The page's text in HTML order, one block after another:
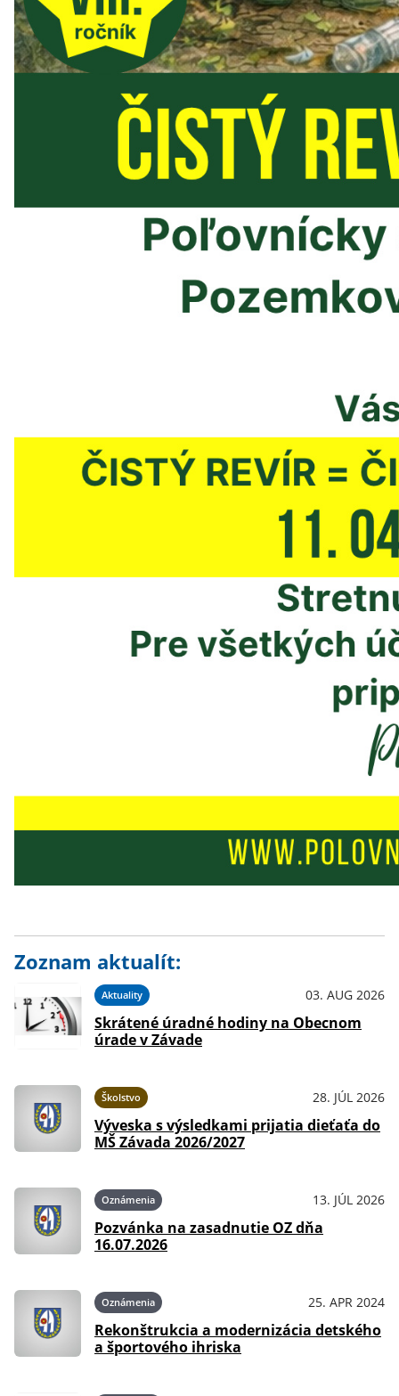
Zoznam aktualít:
Aktuality 03. AUG 2026
Skrátené úradné hodiny na Obecnom
úrade v Závade
Školstvo 28. JÚL 2026
Výveska s výsledkami prijatia dieťaťa do
MŠ Závada 2026/2027
Oznámenia 13. JÚL 2026
Pozvánka na zasadnutie OZ dňa
16.07.2026
Oznámenia 25. APR 2024
Rekonštrukcia a modernizácia detského
a športového ihriska